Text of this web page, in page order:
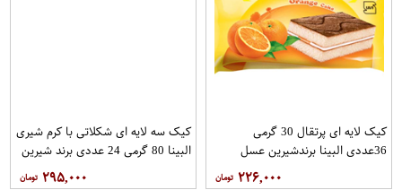
کیک لایه ای پرتقال 30 گرمی
36عددی البینا برندشیرین عسل
۲۲۶,۰۰۰
کیک سه لایه ای شکلاتی با کرم شیری
البینا 80 گرمی 24 عددی برند شیرین
۲۹۵,۰۰۰